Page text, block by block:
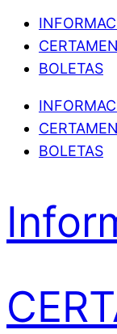
CERTAMEN
BOLETAS
CERTAMEN
BOLETAS